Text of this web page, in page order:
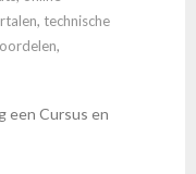
, technische
,
een Cursus en